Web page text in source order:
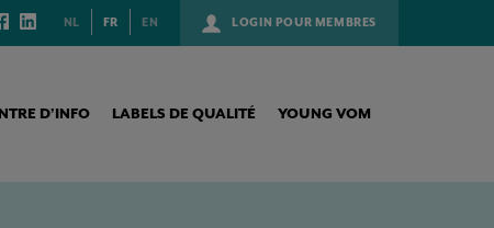
LOGIN POUR MEMBRES
NL FR EN
D’INFO LABELS DE QUALITÉ YOUNG VOM